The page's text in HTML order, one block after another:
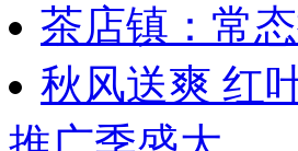
茶店镇：常
秋风送爽 红